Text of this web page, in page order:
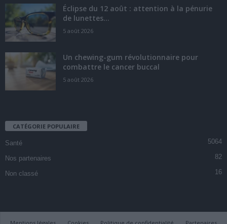
Éclipse du 12 août : attention à la pénurie
de lunettes...
5 août 2026
Un chewing-gum révolutionnaire pour
combattre le cancer buccal
5 août 2026
CATÉGORIE POPULAIRE
Santé 5064
Nos partenaires 82
Non classé 16